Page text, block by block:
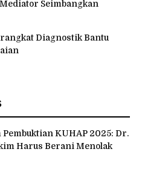
Seimbangkan
Diagnostik Bantu
Pembuktian KUHAP 2025: Dr.
Harus Berani Menolak